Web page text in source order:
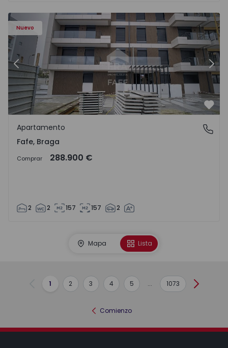
Nuevo
Anterior
Fafe, Braga
Apartamento
Fafe, Braga
Comprar 288.900 €
2 2 157 157 2
Mapa Lista
Anterior
1 2 3 4 5 ... 1073
Comienzo